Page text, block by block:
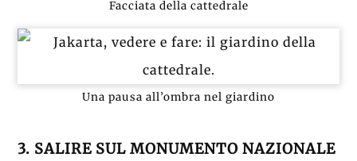
Facciata della cattedrale
Una pausa all’ombra nel giardino
3. SALIRE SUL MONUMENTO NAZIONALE